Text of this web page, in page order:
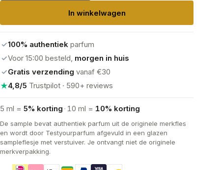
Colonia
In winkelwagen
✓100% authentiek parfum
✓Voor 15:00 besteld, morgen in huis
✓Gratis verzending vanaf €30
★4,8/5 Trustpilot · 590+ reviews
5 ml = 5% korting · 10 ml = 10% korting
De sample bevat authentiek parfum uit de originele merkfles
en wordt door Testyourparfum afgevuld in een glazen
sampleflesje met verstuiver. Je ontvangt niet de originele
merkverpakking.